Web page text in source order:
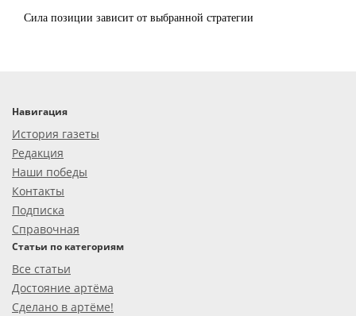
Сила позиции зависит от выбранной стратегии
Навигация
История газеты
Редакция
Наши победы
Контакты
Подписка
Справочная
Статьи по категориям
Все статьи
Достояние артёма
Сделано в артёме!